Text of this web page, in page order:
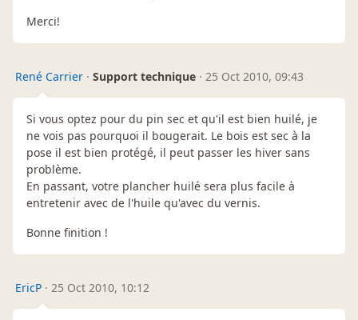
Merci!
René Carrier · Support technique · 25 Oct 2010, 09:43
Si vous optez pour du pin sec et qu'il est bien huilé, je
ne vois pas pourquoi il bougerait. Le bois est sec à la
pose il est bien protégé, il peut passer les hiver sans
problème.
En passant, votre plancher huilé sera plus facile à
entretenir avec de l'huile qu'avec du vernis.
Bonne finition !
EricP · 25 Oct 2010, 10:12